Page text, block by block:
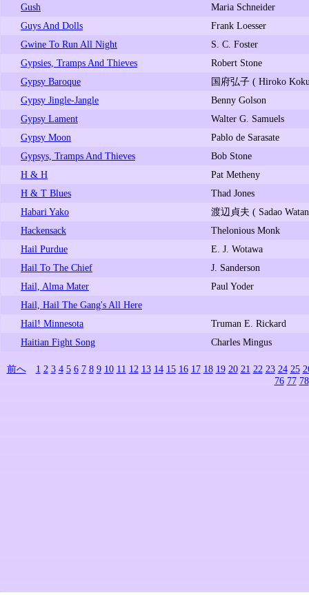
Gush
Maria Schneider
Guys And Dolls
Frank Loesser
Gwine To Run All Night
S. C. Foster
Gypsies, Tramps And Thieves
Robert Stone
Gypsy Baroque
国府弘子 ( Hiroko
Gypsy Jingle-Jangle
Benny Golson
Gypsy Lament
Walter G. Samuels
Gypsy Moon
Pablo de Sarasate
Gypsys, Tramps And Thieves
Bob Stone
H & H
Pat Metheny
H & T Blues
Thad Jones
Habari Yako
渡辺貞夫 ( Sadao
Hackensack
Thelonious Monk
Hail Purdue
E. J. Wotawa
Hail To The Chief
J. Sanderson
Hail, Alma Mater
Paul Yoder
Hail, Hail The Gang's All Here
Hail! Minnesota
Truman E. Rickard
Haitian Fight Song
Charles Mingus
前へ 1 2 3 4 5 6 7 8 9 10 11 12 13 14 15 16 17 18 19 20 21 22 23 24 25
76 77 78